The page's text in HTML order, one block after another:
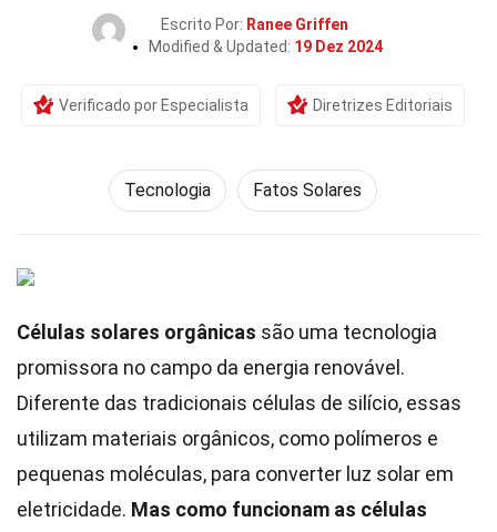
Escrito Por: Ranee Griffen
Modified & Updated: 19 Dez 2024
Verificado por Especialista Diretrizes Editoriais
Tecnologia Fatos Solares
Células solares orgânicas são uma tecnologia
promissora no campo da energia renovável.
Diferente das tradicionais células de silício, essas
utilizam materiais orgânicos, como polímeros e
pequenas moléculas, para converter luz solar em
eletricidade. Mas como funcionam as células